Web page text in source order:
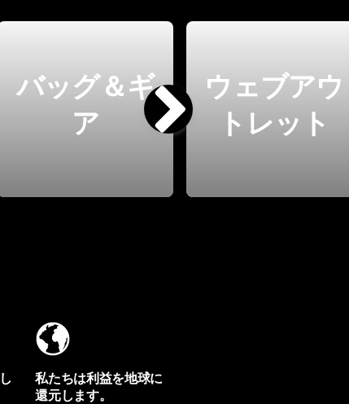
バッグ＆ギ
ア
ウェブアウ
トレット
私たちは利益を地球に
還元します。